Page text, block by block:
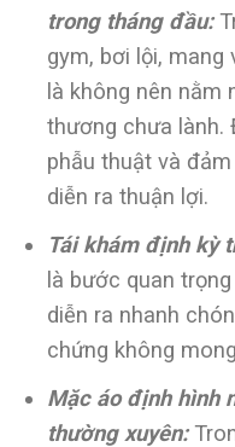
trong tháng đầu:
gym, bơi lội,
là không nên nằm
thương chưa lành.
phẫu thuật và
diễn ra thuận lợi.
Tái khám định kỳ
là bước quan
diễn ra nhanh
chứng không
Mặc áo định hình
thường xuyên: